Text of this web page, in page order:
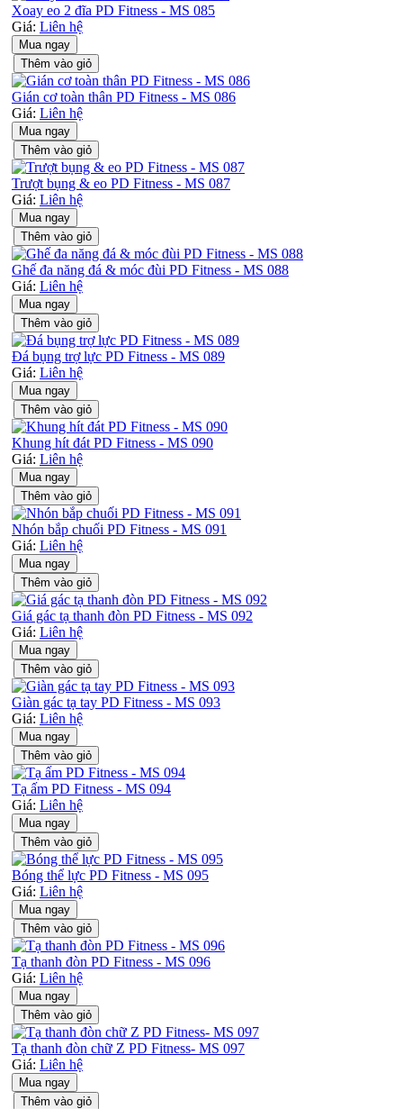
Xoay eo 2 đĩa PD Fitness - MS 085
Giá: Liên hệ
Mua ngay
Thêm vào giỏ
Gián cơ toàn thân PD Fitness - MS 086
Giá: Liên hệ
Mua ngay
Thêm vào giỏ
Trượt bụng & eo PD Fitness - MS 087
Giá: Liên hệ
Mua ngay
Thêm vào giỏ
Ghế đa năng đá & móc đùi PD Fitness - MS 088
Giá: Liên hệ
Mua ngay
Thêm vào giỏ
Đá bụng trợ lực PD Fitness - MS 089
Giá: Liên hệ
Mua ngay
Thêm vào giỏ
Khung hít đát PD Fitness - MS 090
Giá: Liên hệ
Mua ngay
Thêm vào giỏ
Nhón bắp chuối PD Fitness - MS 091
Giá: Liên hệ
Mua ngay
Thêm vào giỏ
Giá gác tạ thanh đòn PD Fitness - MS 092
Giá: Liên hệ
Mua ngay
Thêm vào giỏ
Giàn gác tạ tay PD Fitness - MS 093
Giá: Liên hệ
Mua ngay
Thêm vào giỏ
Tạ ấm PD Fitness - MS 094
Giá: Liên hệ
Mua ngay
Thêm vào giỏ
Bóng thể lực PD Fitness - MS 095
Giá: Liên hệ
Mua ngay
Thêm vào giỏ
Tạ thanh đòn PD Fitness - MS 096
Giá: Liên hệ
Mua ngay
Thêm vào giỏ
Tạ thanh đòn chữ Z PD Fitness- MS 097
Giá: Liên hệ
Mua ngay
Thêm vào giỏ